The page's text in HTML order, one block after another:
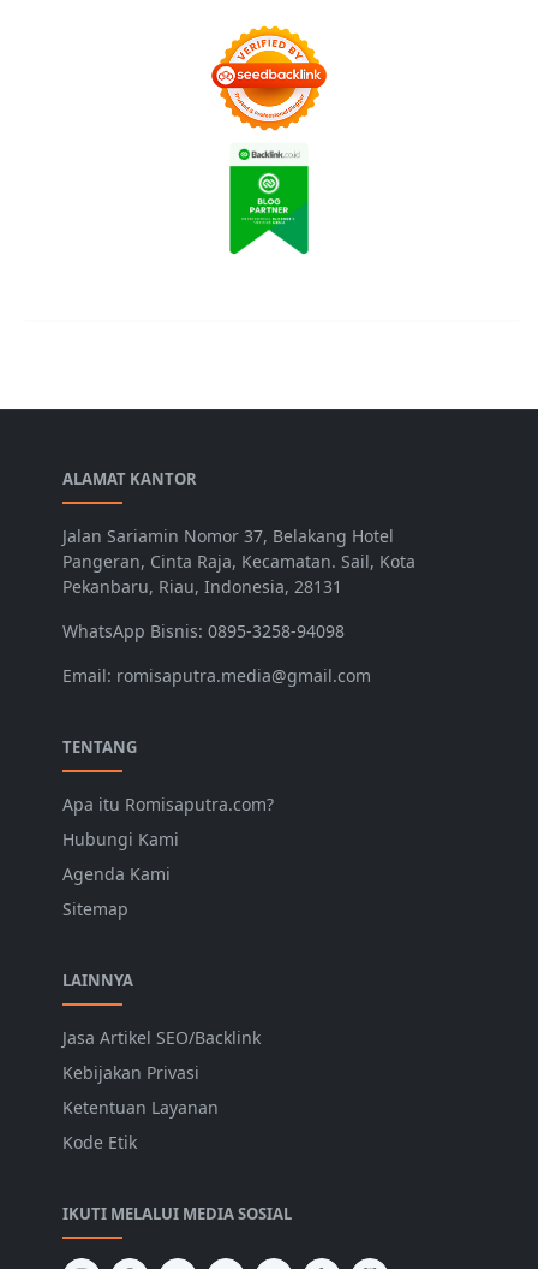
ALAMAT KANTOR
Jalan Sariamin Nomor 37, Belakang Hotel
Pangeran, Cinta Raja, Kecamatan. Sail, Kota
Pekanbaru, Riau, Indonesia, 28131
WhatsApp Bisnis: 0895-3258-94098
Email: romisaputra.media@gmail.com
TENTANG
Apa itu Romisaputra.com?
Hubungi Kami
Agenda Kami
Sitemap
LAINNYA
Jasa Artikel SEO/Backlink
Kebijakan Privasi
Ketentuan Layanan
Kode Etik
IKUTI MELALUI MEDIA SOSIAL